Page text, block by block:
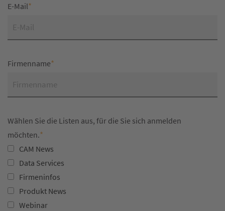
E-Mail*
Firmenname*
Wählen Sie die Listen aus, für die Sie sich anmelden
möchten.*
CAM News
Data Services
Firmeninfos
Produkt News
Webinar